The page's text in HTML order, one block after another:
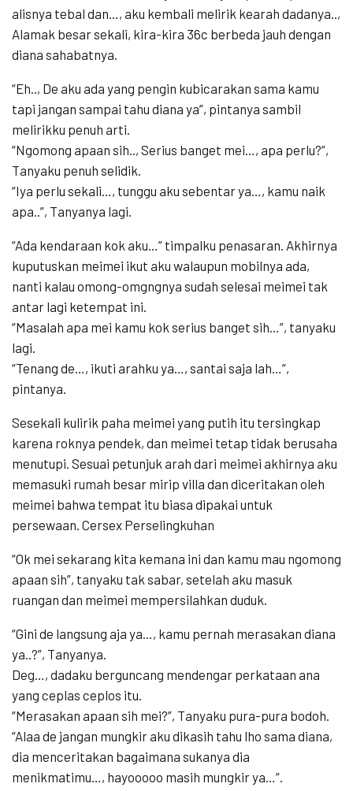
alisnya tebal dan…, aku kembali melirik kearah dadanya..,
Alamak besar sekali, kira-kira 36c berbeda jauh dengan
diana sahabatnya.
“Eh.., De aku ada yang pengin kubicarakan sama kamu
tapi jangan sampai tahu diana ya”, pintanya sambil
melirikku penuh arti.
“Ngomong apaan sih.., Serius banget mei…, apa perlu?”,
Tanyaku penuh selidik.
“Iya perlu sekali…, tunggu aku sebentar ya…, kamu naik
apa..”, Tanyanya lagi.
“Ada kendaraan kok aku…” timpalku penasaran. Akhirnya
kuputuskan meimei ikut aku walaupun mobilnya ada,
nanti kalau omong-omgngnya sudah selesai meimei tak
antar lagi ketempat ini.
“Masalah apa mei kamu kok serius banget sih…”, tanyaku
lagi.
“Tenang de…, ikuti arahku ya…, santai saja lah…”,
pintanya.
Sesekali kulirik paha meimei yang putih itu tersingkap
karena roknya pendek, dan meimei tetap tidak berusaha
menutupi. Sesuai petunjuk arah dari meimei akhirnya aku
memasuki rumah besar mirip villa dan diceritakan oleh
meimei bahwa tempat itu biasa dipakai untuk
persewaan. Cersex Perselingkuhan
“Ok mei sekarang kita kemana ini dan kamu mau ngomong
apaan sih”, tanyaku tak sabar, setelah aku masuk
ruangan dan meimei mempersilahkan duduk.
“Gini de langsung aja ya…, kamu pernah merasakan diana
ya..?”, Tanyanya.
Deg…, dadaku berguncang mendengar perkataan ana
yang ceplas ceplos itu.
“Merasakan apaan sih mei?”, Tanyaku pura-pura bodoh.
“Alaa de jangan mungkir aku dikasih tahu lho sama diana,
dia menceritakan bagaimana sukanya dia
menikmatimu…, hayooooo masih mungkir ya…”.